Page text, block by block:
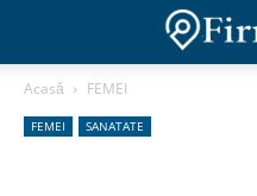
Acasă FEMEI
FEMEI SANATATE